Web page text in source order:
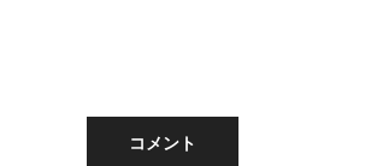
コメント